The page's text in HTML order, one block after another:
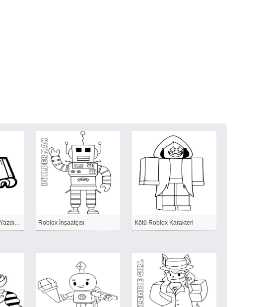
Çocuklar İçin Roblox Yazdırılabilir Roblox İnşaatçısı Kötü Roblox Karakteri